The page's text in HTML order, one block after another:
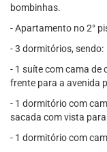
bombinhas.
- Apartamento no 2°
- 3 dormitórios, sendo:
- 1 suíte com cama de
frente para a avenida
- 1 dormitório com
sacada com vista
- 1 dormitório com